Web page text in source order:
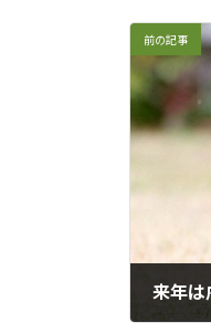
前の記事
来年は